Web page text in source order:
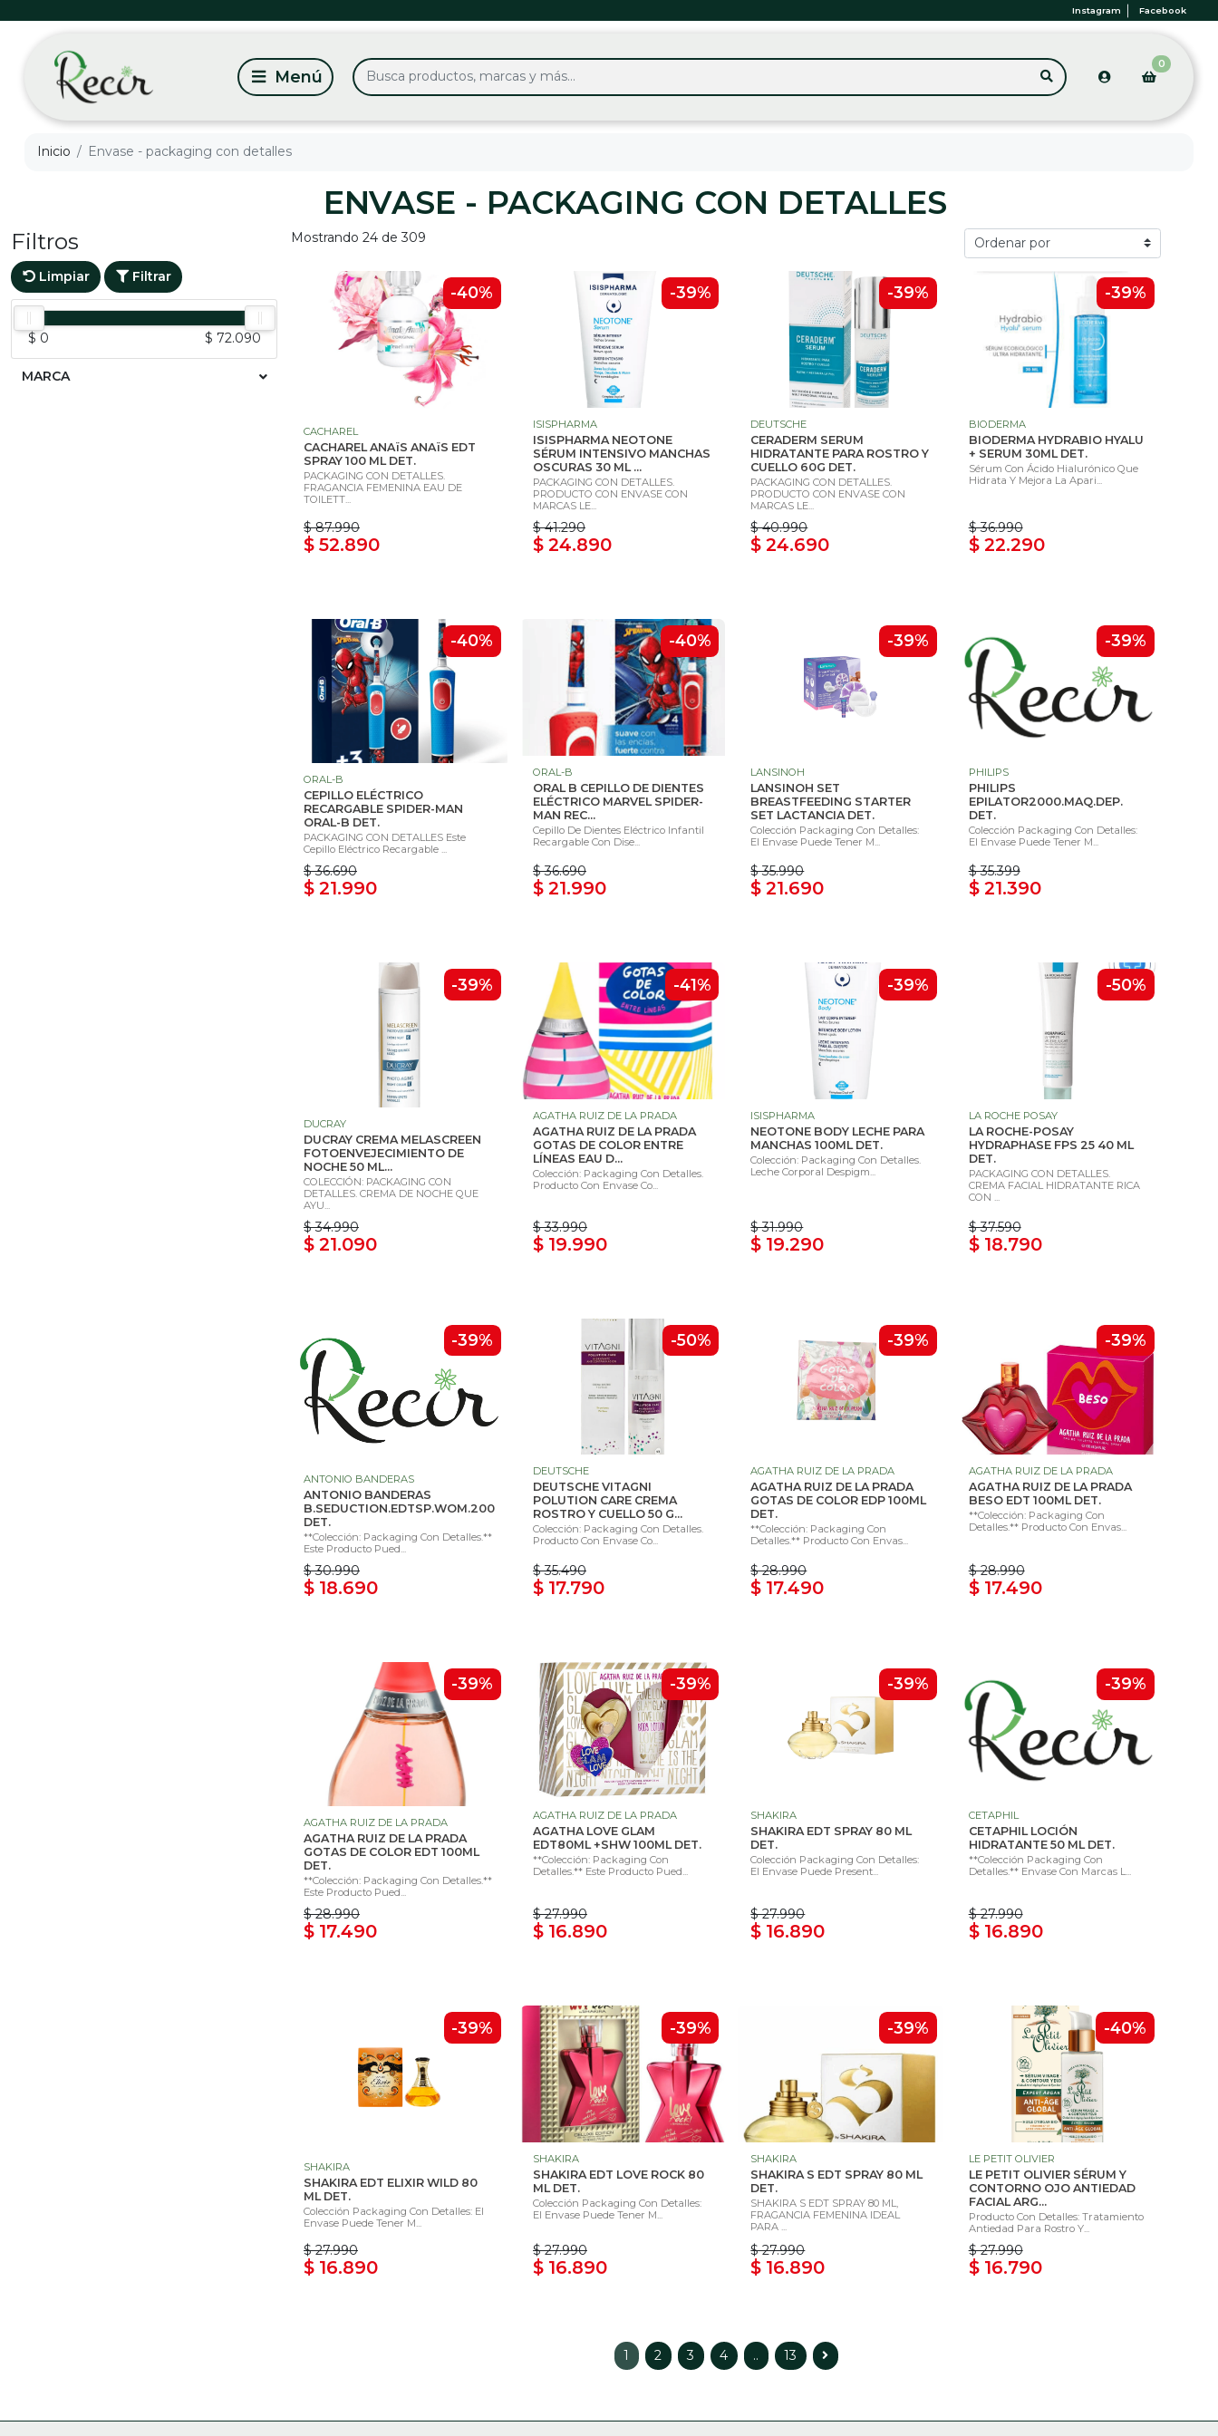
Instagram Facebook
0
Inicio Envase - packaging con detalles
ENVASE - PACKAGING CON DETALLES
Filtros
Limpiar Filtrar
$ 0 $ 72.090
MARCA
Mostrando 24 de 309
-40%
CACHAREL
CACHAREL ANAïS ANAïS EDT
SPRAY 100 ML DET.
PACKAGING CON DETALLES.
FRAGANCIA FEMENINA EAU DE
TOILETT...
$ 87.990
$ 52.890
-39%
ISISPHARMA
ISISPHARMA NEOTONE
SÉRUM INTENSIVO MANCHAS
OSCURAS 30 ML ...
PACKAGING CON DETALLES.
PRODUCTO CON ENVASE CON
MARCAS LE...
$ 41.290
$ 24.890
-39%
DEUTSCHE
CERADERM SERUM
HIDRATANTE PARA ROSTRO Y
CUELLO 60G DET.
PACKAGING CON DETALLES.
PRODUCTO CON ENVASE CON
MARCAS LE...
$ 40.990
$ 24.690
-39%
BIODERMA
BIODERMA HYDRABIO HYALU
+ SERUM 30ML DET.
Sérum Con Ácido Hialurónico Que
Hidrata Y Mejora La Apari...
$ 36.990
$ 22.290
-40%
ORAL-B
CEPILLO ELÉCTRICO
RECARGABLE SPIDER-MAN
ORAL-B DET.
PACKAGING CON DETALLES Este
Cepillo Eléctrico Recargable ...
$ 36.690
$ 21.990
-40%
ORAL-B
ORAL B CEPILLO DE DIENTES
ELÉCTRICO MARVEL SPIDER-
MAN REC...
Cepillo De Dientes Eléctrico Infantil
Recargable Con Dise...
$ 36.690
$ 21.990
-39%
LANSINOH
LANSINOH SET
BREASTFEEDING STARTER
SET LACTANCIA DET.
Colección Packaging Con Detalles:
El Envase Puede Tener M...
$ 35.990
$ 21.690
-39%
PHILIPS
PHILIPS
EPILATOR2000.MAQ.DEP.
DET.
Colección Packaging Con Detalles:
El Envase Puede Tener M...
$ 35.399
$ 21.390
-39%
DUCRAY
DUCRAY CREMA MELASCREEN
FOTOENVEJECIMIENTO DE
NOCHE 50 ML...
COLECCIÓN: PACKAGING CON
DETALLES. CREMA DE NOCHE QUE
AYU...
$ 34.990
$ 21.090
-41%
AGATHA RUIZ DE LA PRADA
AGATHA RUIZ DE LA PRADA
GOTAS DE COLOR ENTRE
LÍNEAS EAU D...
Colección: Packaging Con Detalles.
Producto Con Envase Co...
$ 33.990
$ 19.990
-39%
ISISPHARMA
NEOTONE BODY LECHE PARA
MANCHAS 100ML DET.
Colección: Packaging Con Detalles.
Leche Corporal Despigm...
$ 31.990
$ 19.290
-50%
LA ROCHE POSAY
LA ROCHE-POSAY
HYDRAPHASE FPS 25 40 ML
DET.
PACKAGING CON DETALLES.
CREMA FACIAL HIDRATANTE RICA
CON ...
$ 37.590
$ 18.790
-39%
ANTONIO BANDERAS
ANTONIO BANDERAS
B.SEDUCTION.EDTSP.WOM.200
DET.
**Colección: Packaging Con Detalles.**
Este Producto Pued...
$ 30.990
$ 18.690
-50%
DEUTSCHE
DEUTSCHE VITAGNI
POLUTION CARE CREMA
ROSTRO Y CUELLO 50 G...
Colección: Packaging Con Detalles.
Producto Con Envase Co...
$ 35.490
$ 17.790
-39%
AGATHA RUIZ DE LA PRADA
AGATHA RUIZ DE LA PRADA
GOTAS DE COLOR EDP 100ML
DET.
**Colección: Packaging Con
Detalles.** Producto Con Envas...
$ 28.990
$ 17.490
-39%
AGATHA RUIZ DE LA PRADA
AGATHA RUIZ DE LA PRADA
BESO EDT 100ML DET.
**Colección: Packaging Con
Detalles.** Producto Con Envas...
$ 28.990
$ 17.490
-39%
AGATHA RUIZ DE LA PRADA
AGATHA RUIZ DE LA PRADA
GOTAS DE COLOR EDT 100ML
DET.
**Colección: Packaging Con Detalles.**
Este Producto Pued...
$ 28.990
$ 17.490
-39%
AGATHA RUIZ DE LA PRADA
AGATHA LOVE GLAM
EDT80ML +SHW 100ML DET.
**Colección: Packaging Con
Detalles.** Este Producto Pued...
$ 27.990
$ 16.890
-39%
SHAKIRA
SHAKIRA EDT SPRAY 80 ML
DET.
Colección Packaging Con Detalles:
El Envase Puede Present...
$ 27.990
$ 16.890
-39%
CETAPHIL
CETAPHIL LOCIÓN
HIDRATANTE 50 ML DET.
**Colección Packaging Con
Detalles.** Envase Con Marcas L...
$ 27.990
$ 16.890
-39%
SHAKIRA
SHAKIRA EDT ELIXIR WILD 80
ML DET.
Colección Packaging Con Detalles: El
Envase Puede Tener M...
$ 27.990
$ 16.890
-39%
SHAKIRA
SHAKIRA EDT LOVE ROCK 80
ML DET.
Colección Packaging Con Detalles:
El Envase Puede Tener M...
$ 27.990
$ 16.890
-39%
SHAKIRA
SHAKIRA S EDT SPRAY 80 ML
DET.
SHAKIRA S EDT SPRAY 80 ML,
FRAGANCIA FEMENINA IDEAL
PARA ...
$ 27.990
$ 16.890
-40%
LE PETIT OLIVIER
LE PETIT OLIVIER SÉRUM Y
CONTORNO OJO ANTIEDAD
FACIAL ARG...
Producto Con Detalles: Tratamiento
Antiedad Para Rostro Y...
$ 27.990
$ 16.790
1 2 3 4 .. 13